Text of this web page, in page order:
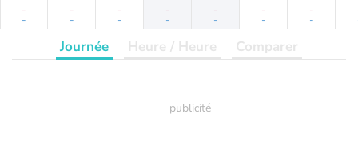
-
-
-
-
-
-
-
-
-
-
-
-
-
-
Journée Heure / Heure Comparer